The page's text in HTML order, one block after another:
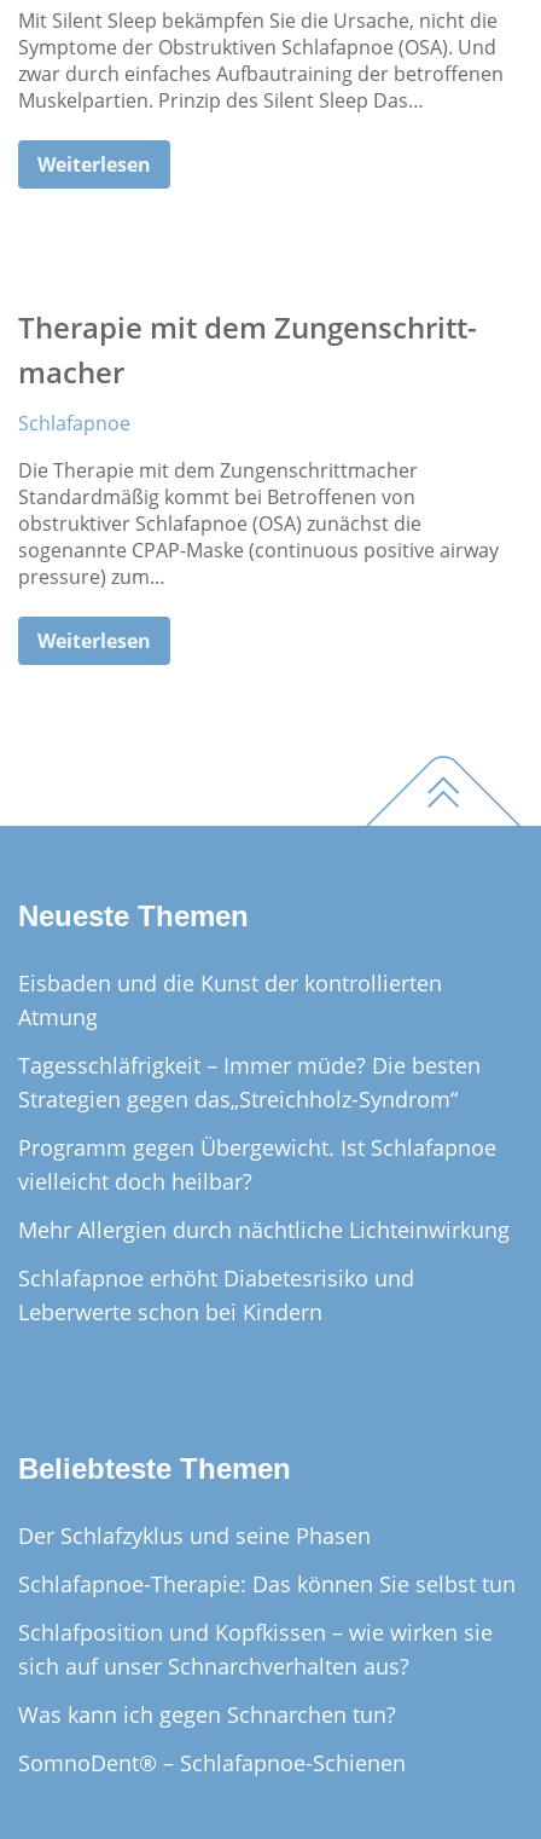
Mit Silent Sleep bekämpfen Sie die Ursache, nicht die
Symptome der Obstruktiven Schlafapnoe (OSA). Und
zwar durch einfaches Aufbautraining der betroffenen
Muskelpartien. Prinzip des Silent Sleep Das…
Weiterlesen
Therapie mit dem Zungenschritt­
macher
Schlafapnoe
Die Therapie mit dem Zungenschrittmacher
Standardmäßig kommt bei Betroffenen von
obstruktiver Schlafapnoe (OSA) zunächst die
sogenannte CPAP-Maske (continuous positive airway
pressure) zum…
Weiterlesen
Neueste Themen
Eisbaden und die Kunst der kontrollierten
Atmung
Tagesschläfrigkeit – Immer müde? Die besten
Strategien gegen das„Streichholz-Syndrom“
Programm gegen Übergewicht. Ist Schlafapnoe
vielleicht doch heilbar?
Mehr Allergien durch nächtliche Lichteinwirkung
Schlafapnoe erhöht Diabetesrisiko und
Leberwerte schon bei Kindern
Beliebteste Themen
Der Schlafzyklus und seine Phasen
Schlafapnoe-Therapie: Das können Sie selbst tun
Schlafposition und Kopfkissen – wie wirken sie
sich auf unser Schnarchverhalten aus?
Was kann ich gegen Schnarchen tun?
SomnoDent® – Schlafapnoe-Schienen